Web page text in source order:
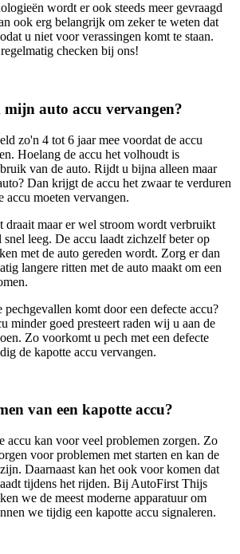
wordt er ook steeds meer gevraagd
ook erg belangrijk om zeker te weten dat
u niet voor verassingen komt te staan.
checken bij ons!
auto accu vervangen?
zo'n 4 tot 6 jaar mee voordat de accu
Hoelang de accu het volhoudt is
van de auto. Rijdt u bijna alleen maar
Dan krijgt de accu het zwaar te verduren
accu moeten vervangen.
draait maar er wel stroom wordt verbruikt
snel leeg. De accu laadt zichzelf beter op
met de auto gereden wordt. Zorg er dan
langere ritten met de auto maakt om een
komt door een defecte accu?
minder goed presteert raden wij u aan de
Zo voorkomt u pech met een defecte
de kapotte accu vervangen.
van een kapotte accu?
accu kan voor veel problemen zorgen. Zo
voor problemen met starten en kan de
Daarnaast kan het ook voor komen dat
tijdens het rijden. Bij AutoFirst Thijs
we de meest moderne apparatuur om
we tijdig een kapotte accu signaleren.